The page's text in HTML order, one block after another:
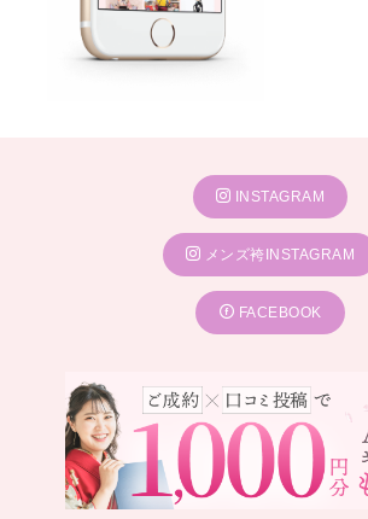
INSTAGRAM
メンズ袴INSTAGRAM
FACEBOOK